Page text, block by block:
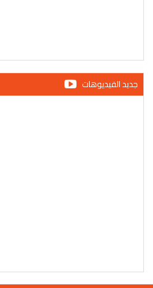
جديد الفيديوهات